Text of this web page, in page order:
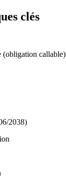
clés
(obligation callable)
2038)